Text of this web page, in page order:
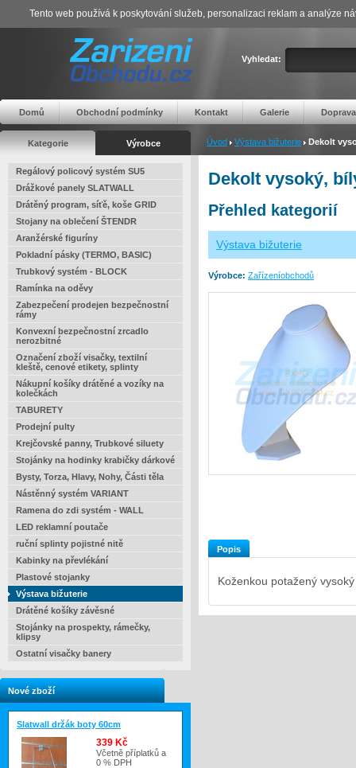
Vyhledat:
Domů Obchodní podmínky Kontakt Galerie Doprava
Kategorie Výrobce Úvod Výstava bižuterie Dekolt
Regálový policový systém SU5
Drážkové panely SLATWALL
Drátěný program, síťě, koše GRID
Stojany na oblečení ŠTENDR
Aranžérské figuríny
Pokladní pásky (TERMO, BASIC)
Trubkový systém - BLOCK
Ramínka na oděvy
Zabezpečení prodejen bezpečnostní
rámy
Konvexní bezpečnostní zrcadlo
nerozbitné
Označení zboží visačky, textilní
kleště, cenové etikety, splinty
Nákupní košíky drátěné a vozíky na
kolečkách
TABURETY
Prodejní pulty
Krejčovské panny, Trubkové siluety
Stojánky na hodinky krabičky dárkové
Bysty, Torza, Hlavy, Nohy, Části těla
Nástěnný systém VARIANT
Ramena do zdi systém - WALL
LED reklamní poutače
ruční splinty pojistné nitě
Kabinky na převlékání
Plastové stojanky
Výstava bižuterie
Drátěné košíky závěsné
Stojánky na prospekty, rámečky,
klipsy
Ostatní visačky banery
Nové zboží
Slatwall držák boty 60cm
339 Kč
Včetně příplatků a
0 % DPH
Dekolt vysoký,
Přehled kategorií
Výstava bižuterie
Výrobce: Zařízeníobchodů
Popis
Koženkou potažený
Tento web používá k poskytování služeb, personalizaci reklam a analýze